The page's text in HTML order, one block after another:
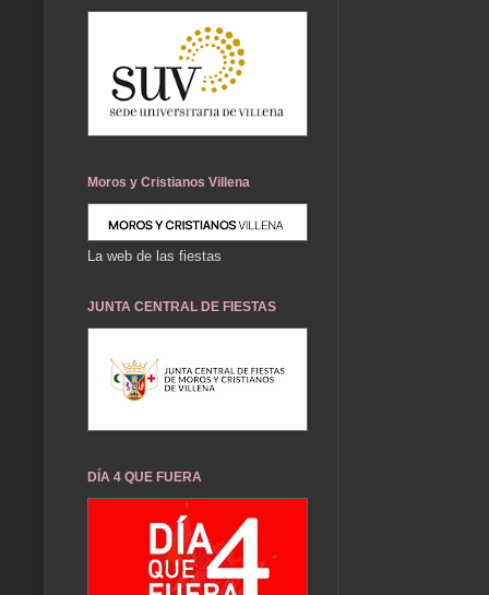
Moros y Cristianos Villena
La web de las fiestas
JUNTA CENTRAL DE FIESTAS
DÍA 4 QUE FUERA